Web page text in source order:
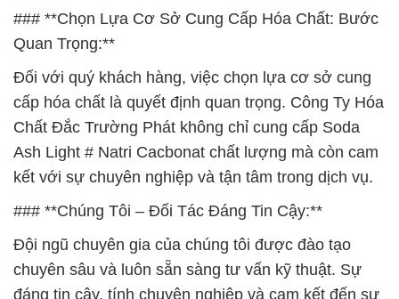
### **Chọn Lựa Cơ Sở Cung Cấp Hóa Chất: Bước
Quan Trọng:**
Đối với quý khách hàng, việc chọn lựa cơ sở cung
cấp hóa chất là quyết định quan trọng. Công Ty Hóa
Chất Đắc Trường Phát không chỉ cung cấp Soda
Ash Light # Natri Cacbonat chất lượng mà còn cam
kết với sự chuyên nghiệp và tận tâm trong dịch vụ.
### **Chúng Tôi – Đối Tác Đáng Tin Cậy:**
Đội ngũ chuyên gia của chúng tôi được đào tạo
chuyên sâu và luôn sẵn sàng tư vấn kỹ thuật. Sự
đáng tin cậy, tính chuyên nghiệp và cam kết đến sự